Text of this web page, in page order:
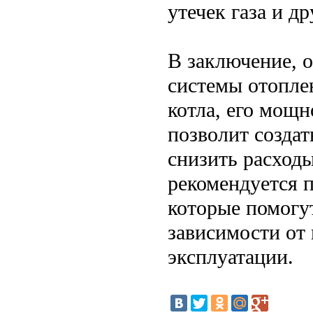
утечек газа и
В заключение,
системы
котла, его
позволит
снизить
рекомендуется
которые
зависимости
эксплуатации.